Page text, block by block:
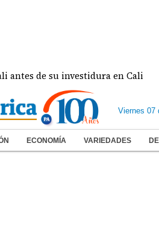
de su investidura en Cali
Viernes 07
ECONOMÍA VARIEDADES